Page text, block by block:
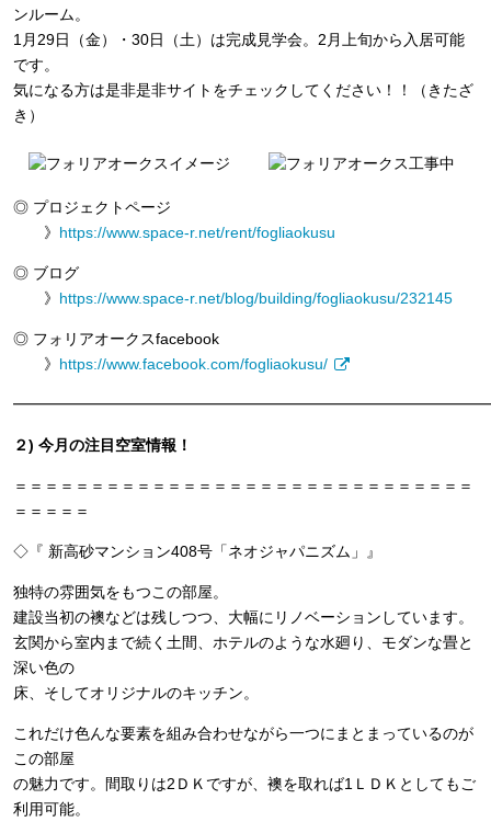
ンルーム。
1月29日（金）・30日（土）は完成見学会。2月上旬から入居可能
です。
気になる方は是非是非サイトをチェックしてください！！（きたざ
き）
◎ プロジェクトページ
》 https://www.space-r.net/rent/fogliaokusu
◎ ブログ
》 https://www.space-r.net/blog/building/fogliaokusu/232145
◎ フォリアオークスfacebook
》 https://www.facebook.com/fogliaokusu/
２) 今月の注目空室情報！
＝＝＝＝＝＝＝＝＝＝＝＝＝＝＝＝＝＝＝＝＝＝＝＝＝＝＝＝＝＝
＝＝＝＝＝
◇『 新高砂マンション408号「ネオジャパニズム」』
独特の雰囲気をもつこの部屋。
建設当初の襖などは残しつつ、大幅にリノベーションしています。
玄関から室内まで続く土間、ホテルのような水廻り、モダンな畳と
深い色の
床、そしてオリジナルのキッチン。
これだけ色んな要素を組み合わせながら一つにまとまっているのが
この部屋
の魅力です。間取りは2ＤＫですが、襖を取れば1ＬＤＫとしてもご
利用可能。